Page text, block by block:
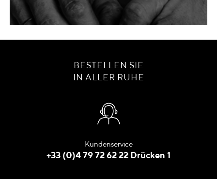
BESTELLEN SIE
IN ALLER RUHE
Kundenservice
+33 (0)4 79 72 62 22 Drücken 1